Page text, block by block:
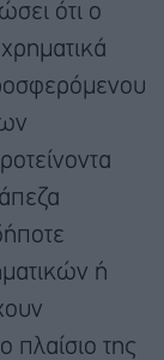
ότι ο
ή
πλαίσιο της